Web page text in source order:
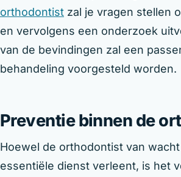
orthodontist zal je vragen stellen
en vervolgens een onderzoek
van de bevindingen zal een
behandeling voorgesteld worden.
Preventie binnen de
Hoewel de orthodontist van
essentiële dienst verleent, is het